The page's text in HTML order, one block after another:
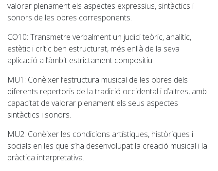
valorar plenament els aspectes expressius, sintàctics i
sonors de les obres corresponents.
CO10: Transmetre verbalment un judici teòric, analític,
estètic i crític ben estructurat, més enllà de la seva
aplicació a l’àmbit estrictament compositiu.
MU1 : Conèixer l’estructura musical de les obres dels
diferents repertoris de la tradició occidental i d’altres, amb
capacitat de valorar plenament els seus aspectes
sintàctics i sonors.
MU2: Conèixer les condicions artístiques, històriques i
socials en les que s’ha desenvolupat la creació musical i la
pràctica interpretativa.